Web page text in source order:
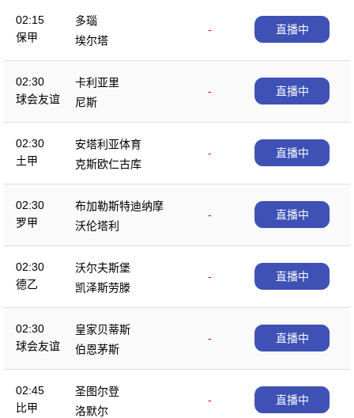
02:15
保甲
多瑙
-
埃尔塔
直播中
02:30
球会友谊
卡利亚里
-
尼斯
直播中
02:30
土甲
安塔利亚体育
-
克斯欧仁古库
直播中
02:30
罗甲
布加勒斯特迪纳摩
-
沃伦塔利
直播中
02:30
德乙
沃尔夫斯堡
-
凯泽斯劳滕
直播中
02:30
球会友谊
皇家贝蒂斯
-
伯恩茅斯
直播中
02:45
比甲
圣图尔登
-
洛默尔
直播中